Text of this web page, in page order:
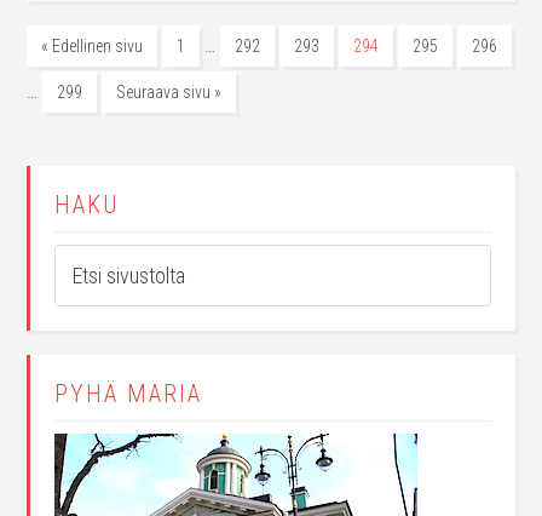
« Edellinen sivu 1 … 292 293 294 295 296
… 299 Seuraava sivu »
HAKU
PYHÄ MARIA